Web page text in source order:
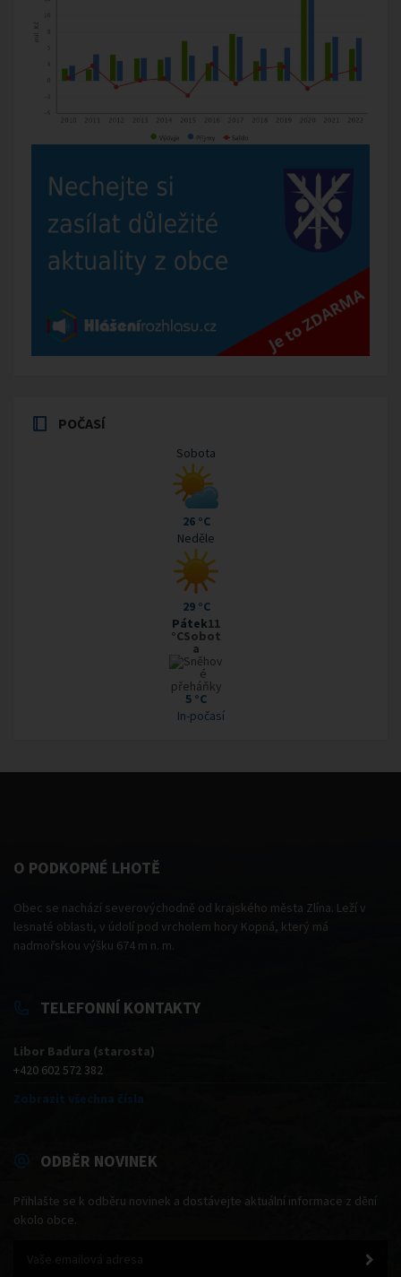
POČASÍ
Sobota
26 °C
Neděle
29 °C
Pátek11
°CSobot
a
5 °C
In-počasí
O PODKOPNÉ LHOTĚ
Obec se nachází severovýchodně od krajského města Zlína. Leží v
lesnaté oblasti, v údolí pod vrcholem hory Kopná, který má
nadmořskou výšku 674 m n. m.
TELEFONNÍ KONTAKTY
Libor Baďura (starosta)
+420 602 572 382
Zobrazit všechna čísla
ODBĚR NOVINEK
Přihlašte se k odběru novinek a dostávejte aktuální informace z dění
okolo obce.